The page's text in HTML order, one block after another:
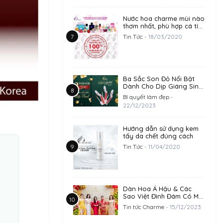
Nước hoa charme mùi nào
thơm nhất, phù hợp cá tính
của bạn?
Tin Tức - 18/03/2020
Ba Sắc Son Đỏ Nổi Bật
Dành Cho Dịp Giáng Sinh
2023
Bí quyết làm đẹp -
22/12/2023
Hướng dẫn sử dụng kem
tẩy da chết đúng cách
Tin Tức - 11/04/2020
Dàn Hoa Á Hậu & Các
Sao Việt Đình Đám Có Mặt
Chúc Mừng Khai Trương
Trụ Sở Công Ty
Tin tức Charme - 15/12/2023